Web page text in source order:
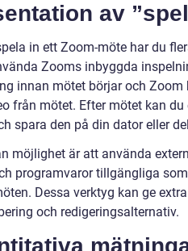
av
in ett Zoom-möte har du
Zooms inbyggda
innan mötet börjar och
från mötet. Efter mötet kan
spara den på din dator eller
möjlighet är att använda
programvaror tillgängliga
Dessa verktyg kan ge
och redigeringsalternativ.